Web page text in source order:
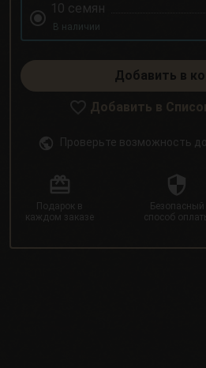
10 семян
В наличии
Добавить в
Добавить в
Проверьте возможность
Подарок в
каждом заказе
Безопасный
способ